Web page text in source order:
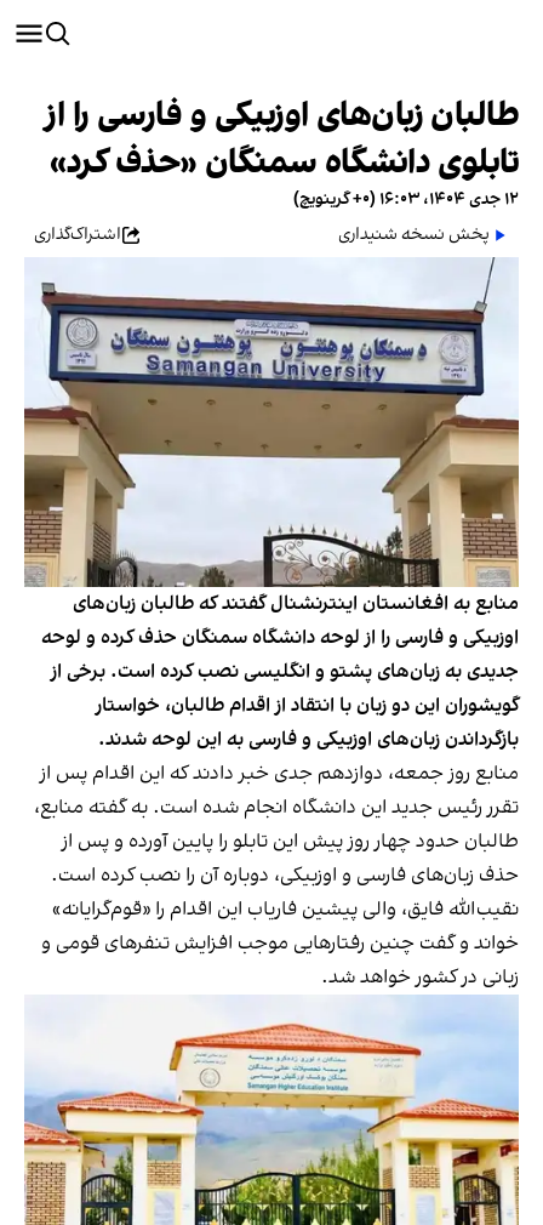
طالبان زبان‌های اوزبیکی ‌و فارسی را از
تابلوی دانشگاه سمنگان «حذف کرد»
۱۲ جدی ۱۴۰۴، ۱۶:۰۳ (‎+۰ گرینویچ)
پخش نسخه شنیداری
اشتراک‌گذاری
منابع به افغانستان اینترنشنال گفتند که طالبان زبان‌های
اوزبیکی و فارسی را از لوحه دانشگاه سمنگان حذف کرده و لوحه
جدیدی به زبان‌های پشتو و انگلیسی نصب کرده‌ است. برخی از
گویشوران این دو زبان‌ با انتقاد از اقدام طالبان، خواستار
بازگرداندن زبان‌های اوزبیکی و فارسی به این لوحه شدند.
منابع روز جمعه، دوازدهم جدی خبر دادند که این اقدام پس از
تقرر رئیس جدید این دانشگاه انجام شده است. به گفته منابع،
طالبان حدود چهار روز پیش این تابلو را پایین آورده و پس از
حذف زبان‌های فارسی و اوزبیکی، دوباره آن را نصب کرده‌ است.
نقیب‌الله فایق، والی پیشین فاریاب این اقدام را «قوم‌گرایانه»
خواند و گفت چنین رفتارهایی موجب افزایش تنفرهای قومی و
زبانی در کشور خواهد شد.